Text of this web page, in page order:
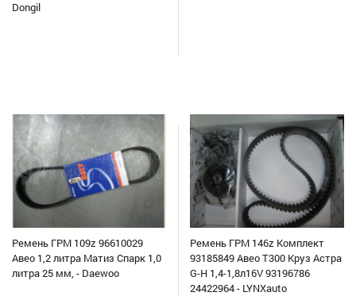
Dongil
Ремень ГРМ 109z 96610029
Авео 1,2 литра Матиз Спарк 1,0
литра 25 мм, - Daewoo
Ремень ГРМ 146z Комплект
93185849 Авео Т300 Круз Астра
G-H 1,4-1,8л16V 93196786
24422964 - LYNXauto